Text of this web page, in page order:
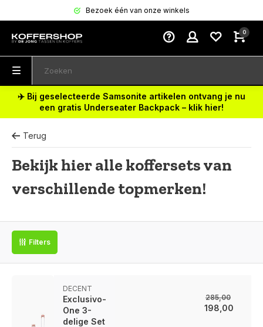
Bezoek één van onze winkels
0
✈️ Bij geselecteerde Samsonite artikelen ontvang je nu
een gratis Underseater Backpack – klik hier!
Terug
Bekijk hier alle koffersets van
verschillende topmerken!
Filters
DECENT
Exclusivo-
One 3-
delige Set
285,00
198,00